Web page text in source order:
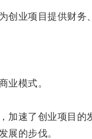
业项目提供财务
业模式。
速了创业项目的
的步伐。